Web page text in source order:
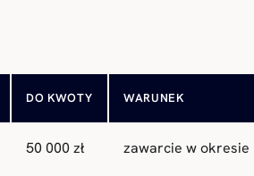
DO KWOTY WARUNEK
50 000 zł umowa zawarta w
50 000 zł zawarcie w